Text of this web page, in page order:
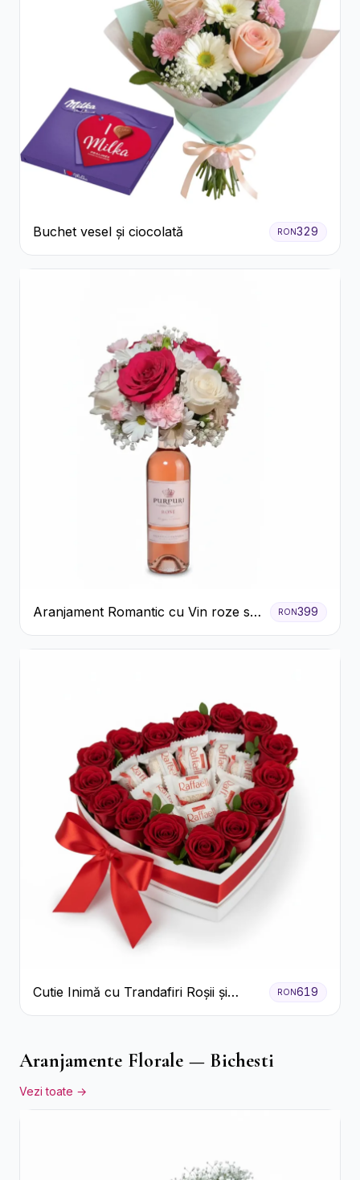
Buchet vesel și ciocolată RON329
Aranjament Romantic cu Vin roze si
Flori pastel
RON399
Cutie Inimă cu Trandafiri Roșii și
Bomboane Raffaello
RON619
Aranjamente Florale — Bichesti
Vezi toate →